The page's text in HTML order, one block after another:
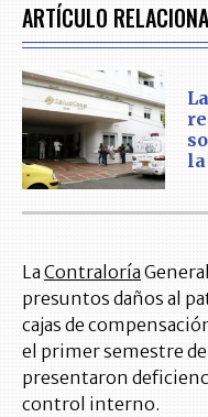
ARTÍCULO
la
LaContraloría
presuntos daños al
cajas de
el primer semestre de
presentaron
control interno.